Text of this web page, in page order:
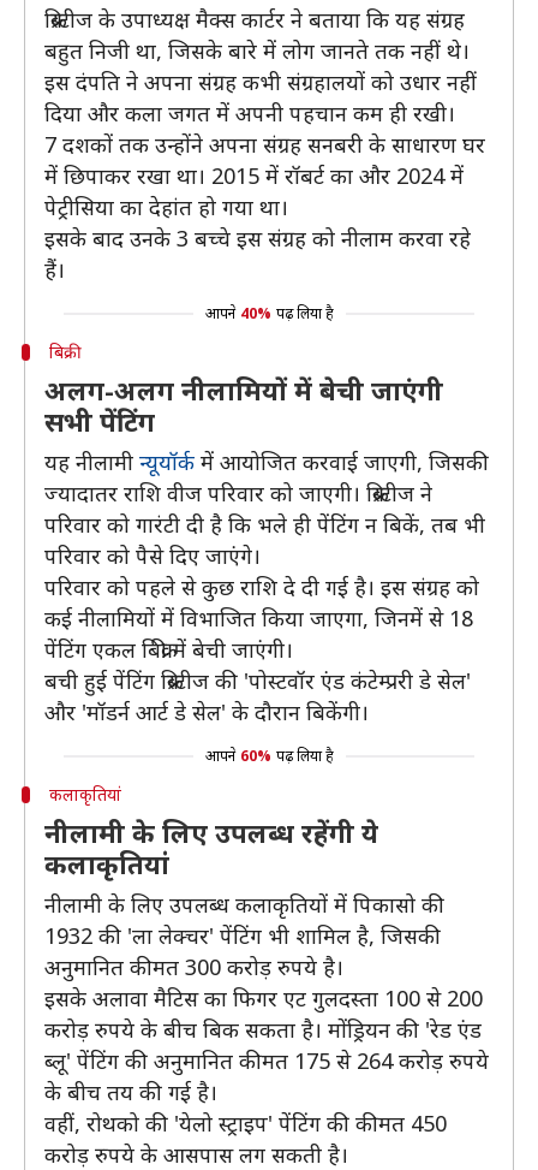
क्रिस्टीज के उपाध्यक्ष मैक्स कार्टर ने बताया कि यह संग्रह
बहुत निजी था, जिसके बारे में लोग जानते तक नहीं थे।
इस दंपति ने अपना संग्रह कभी संग्रहालयों को उधार नहीं
दिया और कला जगत में अपनी पहचान कम ही रखी।
7 दशकों तक उन्होंने अपना संग्रह सनबरी के साधारण घर
में छिपाकर रखा था। 2015 में रॉबर्ट का और 2024 में
पेट्रीसिया का देहांत हो गया था।
इसके बाद उनके 3 बच्चे इस संग्रह को नीलाम करवा रहे
हैं।
आपने 40% पढ़ लिया है
बिक्री
अलग-अलग नीलामियों में बेची जाएंगी
सभी पेंटिंग
यह नीलामी न्यूयॉर्क में आयोजित करवाई जाएगी, जिसकी
ज्यादातर राशि वीज परिवार को जाएगी। क्रिस्टीज ने
परिवार को गारंटी दी है कि भले ही पेंटिंग न बिकें, तब भी
परिवार को पैसे दिए जाएंगे।
परिवार को पहले से कुछ राशि दे दी गई है। इस संग्रह को
कई नीलामियों में विभाजित किया जाएगा, जिनमें से 18
पेंटिंग एकल बिक्री में बेची जाएंगी।
बची हुई पेंटिंग क्रिस्टीज की 'पोस्टवॉर एंड कंटेम्प्ररी डे सेल'
और 'मॉडर्न आर्ट डे सेल' के दौरान बिकेंगी।
आपने 60% पढ़ लिया है
कलाकृतियां
नीलामी के लिए उपलब्ध रहेंगी ये
कलाकृतियां
नीलामी के लिए उपलब्ध कलाकृतियों में पिकासो की
1932 की 'ला लेक्चर' पेंटिंग भी शामिल है, जिसकी
अनुमानित कीमत 300 करोड़ रुपये है।
इसके अलावा मैटिस का फिगर एट गुलदस्ता 100 से 200
करोड़ रुपये के बीच बिक सकता है। मोंड्रियन की 'रेड एंड
ब्लू' पेंटिंग की अनुमानित कीमत 175 से 264 करोड़ रुपये
के बीच तय की गई है।
वहीं, रोथको की 'येलो स्ट्राइप' पेंटिंग की कीमत 450
करोड़ रुपये के आसपास लग सकती है।